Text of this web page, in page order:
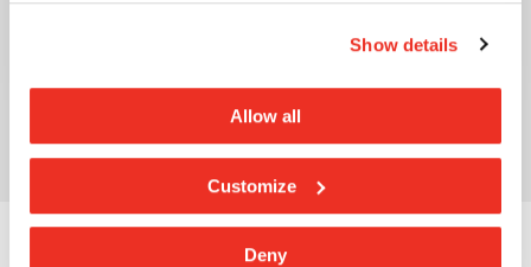
Show details
Allow all
Customize
Deny